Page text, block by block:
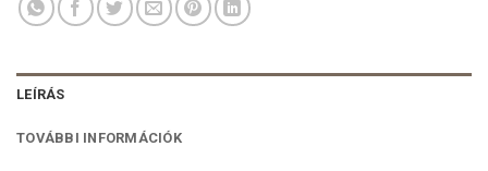
LEÍRÁS
TOVÁBBI INFORMÁCIÓK